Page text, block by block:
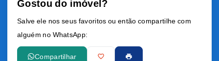
Gostou do imóvel?
Salve ele nos seus favoritos ou então compartilhe com
alguém no WhatsApp:
Compartilhar